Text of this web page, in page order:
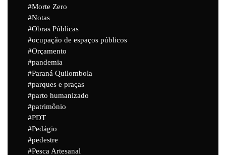
Morte Zero
Notas
Obras Públicas
ocupação de espaços públicos
Orçamento
pandemia
Paraná Quilombola
parques e praças
parto humanizado
patrimônio
PDT
Pedágio
pedestre
Pesca Artesanal